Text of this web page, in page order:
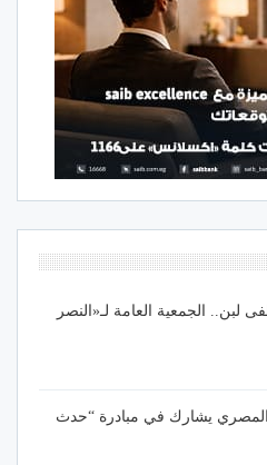
لبن.. الجمعية العامة لـ«النصر
المصري يشارك في مبادرة “حدث